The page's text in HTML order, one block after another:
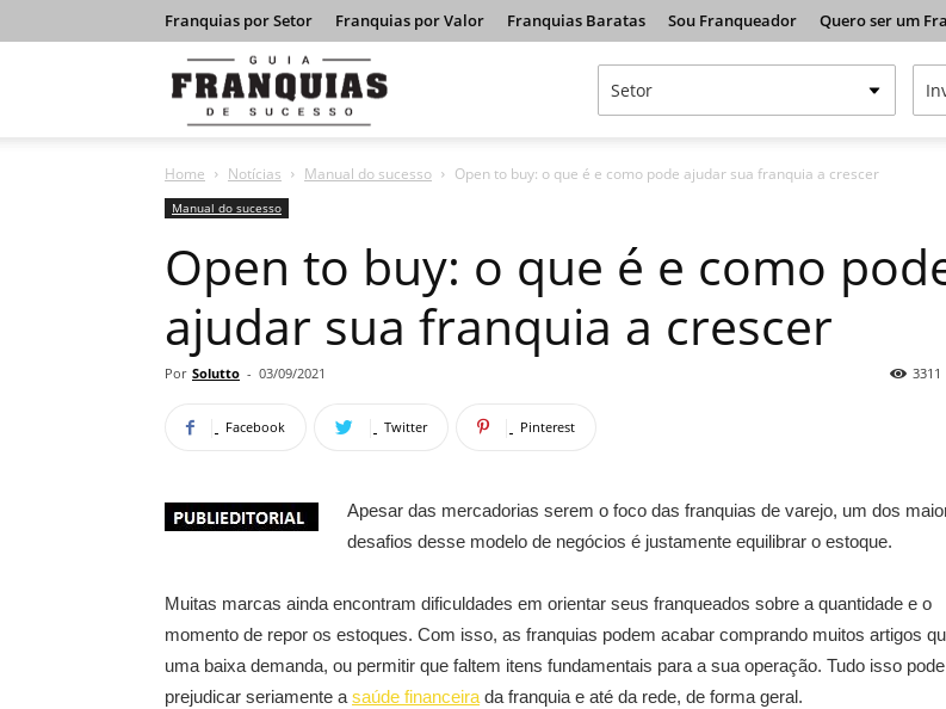
Franquias por Setor Franquias por Valor Franquias Baratas Sou Franqueador Quero ser um
Franquias
de
Home Notícias Manual do sucesso Open to buy: o que é e como pode ajudar sua franquia a crescer
Manual do sucesso
Open to buy: o que é e como
ajudar sua franquia a crescer
Por Solutto - 03/09/2021 3311
Facebook Twitter Pinterest
Apesar das mercadorias serem o foco das franquias de varejo, um dos
desafios desse modelo de negócios é justamente equilibrar o estoque.
Muitas marcas ainda encontram dificuldades em orientar seus franqueados sobre a quantidade e o
momento de repor os estoques. Com isso, as franquias podem acabar comprando muitos artigos
uma baixa demanda, ou permitir que faltem itens fundamentais para a sua operação. Tudo isso pode
prejudicar seriamente a saúde financeira da franquia e até da rede, de forma geral.